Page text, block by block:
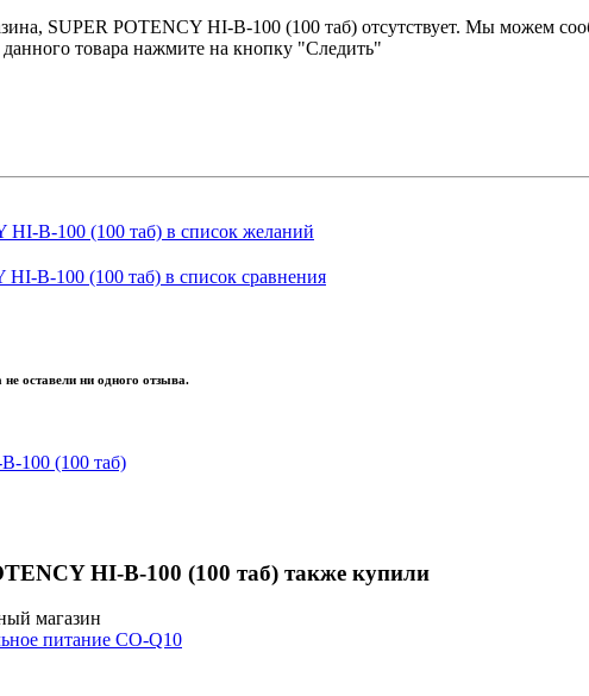
SUPER POTENCY HI-B-100 (100 таб) отсутствует. Мы можем
товара нажмите на кнопку "Следить"
B-100 (100 таб) в список желаний
B-100 (100 таб) в список сравнения
оставели ни одного отзыва.
HI-B-100 (100 таб) также купили